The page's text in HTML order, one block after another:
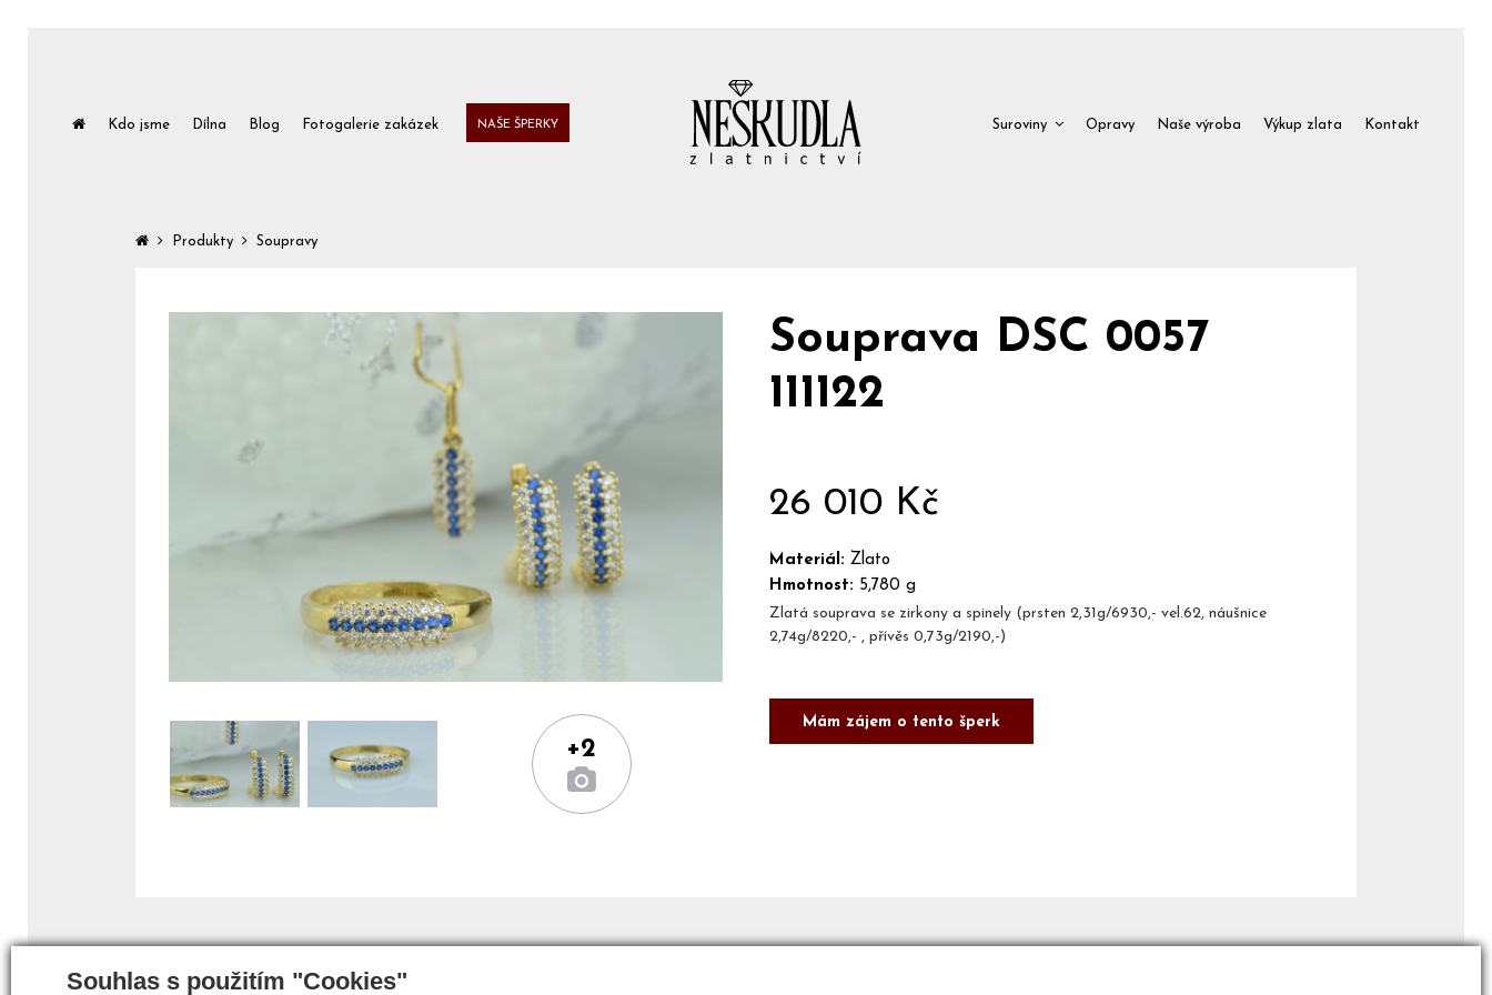
Souhlas s použitím "Cookies"
Kdo jsme Dílna Blog Fotogalerie zakázek NAŠE ŠPERKY Suroviny Opravy Naše výroba Výkup zlata Kontakt
Produkty Soupravy
+2
Souprava DSC 0057
111122
26 010 Kč
Materiál: Zlato
Hmotnost: 5,780 g
Zlatá souprava se zirkony a spinely (prsten 2,31g/6930,- vel.62, náušnice
2,74g/8220,- , přívěs 0,73g/2190,-)
Mám zájem o tento šperk